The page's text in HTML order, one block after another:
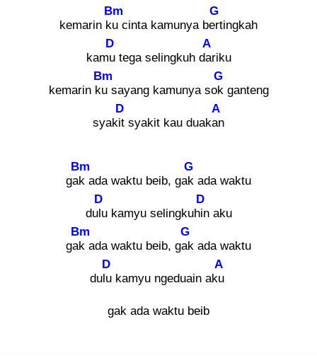
kemarin ku
Bm
cinta kamunya bert
G
ingkah
kamu
D
tega selingkuh dar
A
iku
kemarin ku
Bm
sayang kamunya sok
G
ganteng
syakit
D
syakit kau duakan
A
gak
Bm
ada waktu beib, gak
G
ada waktu
dulu
D
kamyu selingkuhin
D
aku
gak
Bm
ada waktu beib, gak
G
ada waktu
dulu
D
kamyu ngeduain aku
A
gak ada waktu beib